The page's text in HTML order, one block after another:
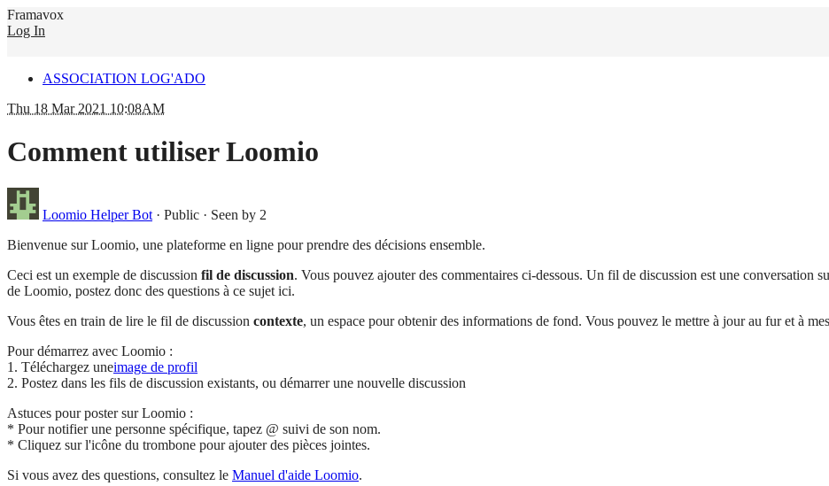
Framavox
Log In
ASSOCIATION LOG'ADO
Thu 18 Mar 2021 10:08AM
Comment utiliser Loomio
Loomio Helper Bot · Public · Seen by 2
Bienvenue sur Loomio, une plateforme en ligne pour prendre des décisions ensemble.
Ceci est un exemple de discussion fil de discussion. Vous pouvez ajouter des commentaires ci-dessous. Un fil de discussion est une conversation
de Loomio, postez donc des questions à ce sujet ici.
Vous êtes en train de lire le fil de discussion contexte, un espace pour obtenir des informations de fond. Vous pouvez le mettre à jour au fur et à
Pour démarrez avec Loomio :
1. Téléchargez uneimage de profil
2. Postez dans les fils de discussion existants, ou démarrer une nouvelle discussion
Astuces pour poster sur Loomio :
* Pour notifier une personne spécifique, tapez @ suivi de son nom.
* Cliquez sur l'icône du trombone pour ajouter des pièces jointes.
Si vous avez des questions, consultez le Manuel d'aide Loomio.